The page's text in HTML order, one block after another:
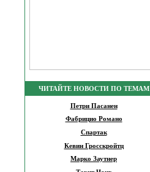
ЧИТАЙТЕ НОВОСТИ ПО ТЕМАМ
Петри Пасанен
Фабрицио Романо
Спартак
Кевин Гросскройтц
Марко Заутнер